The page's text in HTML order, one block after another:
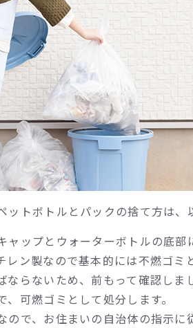
トボトルとパックの捨て方は、
ャップとウォーターボトルの底部
レン製なので基本的には不燃ゴミ
ならないため、前もって確認しま
可燃ゴミとして処分します。
ので、お住まいの自治体の指示に